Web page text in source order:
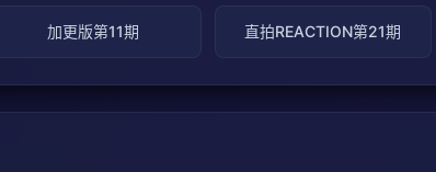
加更版第11期 直拍REACTION第21期